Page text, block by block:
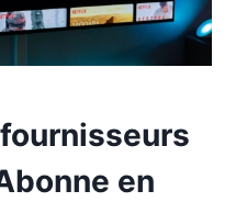
en